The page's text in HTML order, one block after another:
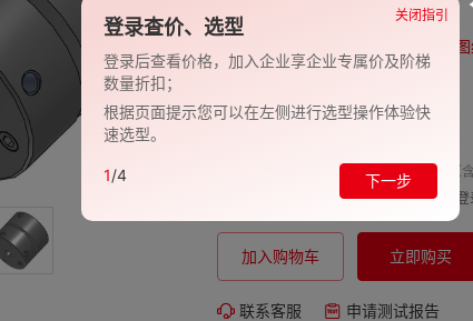
单价（
总价:
加入购物车 立即购买
联系客服 申请测试报告
登录查价、选型
登录后查看价格，加入企业享企业专属价及阶梯
数量折扣；
根据页面提示您可以在左侧进行选型操作体验快
速选型。
关闭指引
1/4 下一步